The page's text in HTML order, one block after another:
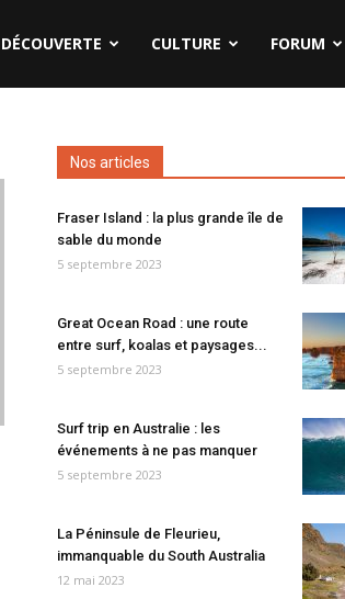
DÉCOUVERTE CULTURE FORUM
Nos articles
Fraser Island : la plus grande île de
sable du monde
5 septembre 2023
Great Ocean Road : une route
entre surf, koalas et paysages...
5 septembre 2023
Surf trip en Australie : les
événements à ne pas manquer
5 septembre 2023
La Péninsule de Fleurieu,
immanquable du South Australia
12 mai 2023